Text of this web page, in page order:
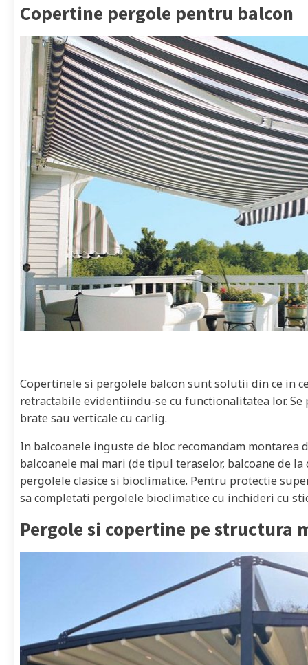
Copertine pergole pentru balcon
Copertinele si pergolele balcon sunt solutii din ce in
retractabile evidentiindu-se cu functionalitatea lor.
brate sau verticale cu carlig.
In balcoanele inguste de bloc recomandam montarea
balcoanele mai mari (de tipul teraselor, balcoane de
pergolele clasice si bioclimatice. Pentru protectie
sa completati pergolele bioclimatice cu inchideri cu
Pergole si copertine pe structura